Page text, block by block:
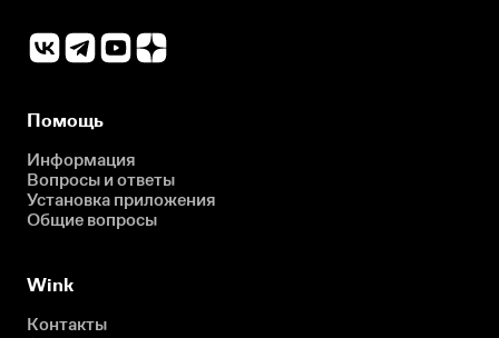
Помощь
Информация
Вопросы и ответы
Установка приложения
Общие вопросы
Wink
Контакты